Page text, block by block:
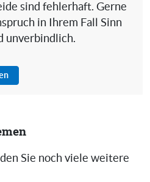
sind fehlerhaft. Gerne
in Ihrem Fall Sinn
unverbindlich.
Sie noch viele weitere